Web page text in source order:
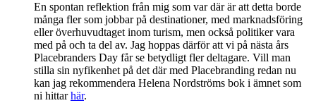
En spontan reflektion från mig som var där är att detta borde
många fler som jobbar på destinationer, med marknadsföring
eller överhuvudtaget inom turism, men också politiker vara
med på och ta del av. Jag hoppas därför att vi på nästa års
Placebranders Day får se betydligt fler deltagare. Vill man
stilla sin nyfikenhet på det där med Placebranding redan nu
kan jag rekommendera Helena Nordströms bok i ämnet som
ni hittarhär.